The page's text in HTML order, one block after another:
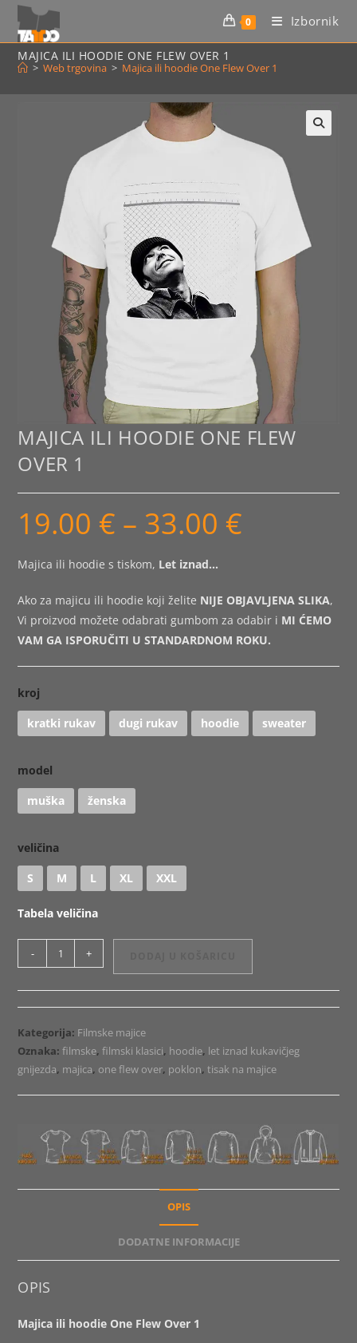
Preskoči
sadržaj
0 Izbornik
MAJICA ILI HOODIE ONE FLEW OVER 1
> Web trgovina > Majica ili hoodie One Flew Over 1
MAJICA ILI HOODIE ONE FLEW
OVER 1
19.00 € – 33.00 €
Majica ili hoodie s tiskom, Let iznad…
Ako za majicu ili hoodie koji želite NIJE OBJAVLJENA SLIKA,
Vi proizvod možete odabrati gumbom za odabir i MI ĆEMO
VAM GA ISPORUČITI U STANDARDNOM ROKU.
kroj
kratki rukav
dugi rukav hoodie sweater
model
muška
ženska
veličina
S
M L XL XXL
Tabela veličina
ili
hoodie
One
Flew
Over
1
- +
Kategorija: Filmske majice
Oznaka:filmske,filmski klasici, hoodie, let iznad kukavičjeg
gnijezda, majica, one flew over, poklon,tisak na majice
OPIS
DODATNE INFORMACIJE
OPIS
Majica ili hoodie One Flew Over 1